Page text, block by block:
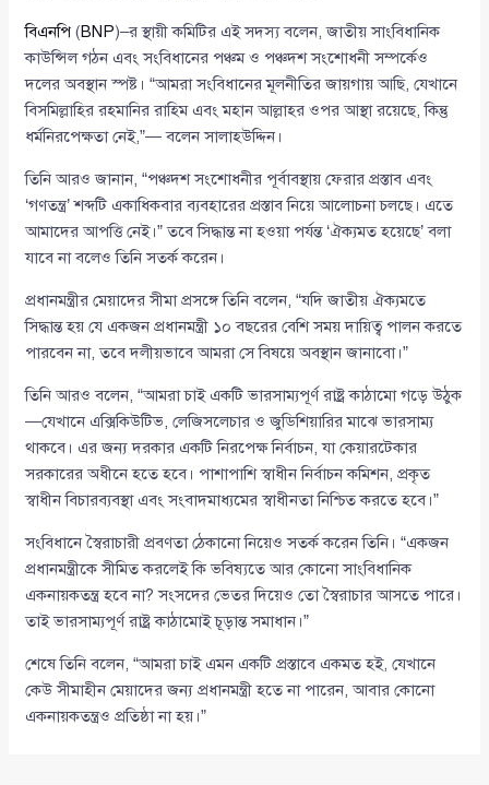
বিএনপি (BNP)–র স্থায়ী কমিটির এই সদস্য বলেন, জাতীয় সাংবিধানিক
কাউন্সিল গঠন এবং সংবিধানের পঞ্চম ও পঞ্চদশ সংশোধনী সম্পর্কেও
দলের অবস্থান স্পষ্ট। “আমরা সংবিধানের মূলনীতির জায়গায় আছি, যেখানে
বিসমিল্লাহির রহমানির রাহিম এবং মহান আল্লাহর ওপর আস্থা রয়েছে, কিন্তু
ধর্মনিরপেক্ষতা নেই,”— বলেন সালাহউদ্দিন।
তিনি আরও জানান, “পঞ্চদশ সংশোধনীর পূর্বাবস্থায় ফেরার প্রস্তাব এবং
‘গণতন্ত্র’ শব্দটি একাধিকবার ব্যবহারের প্রস্তাব নিয়ে আলোচনা চলছে। এতে
আমাদের আপত্তি নেই।” তবে সিদ্ধান্ত না হওয়া পর্যন্ত ‘ঐক্যমত হয়েছে’ বলা
যাবে না বলেও তিনি সতর্ক করেন।
প্রধানমন্ত্রীর মেয়াদের সীমা প্রসঙ্গে তিনি বলেন, “যদি জাতীয় ঐক্যমতে
সিদ্ধান্ত হয় যে একজন প্রধানমন্ত্রী ১০ বছরের বেশি সময় দায়িত্ব পালন করতে
পারবেন না, তবে দলীয়ভাবে আমরা সে বিষয়ে অবস্থান জানাবো।”
তিনি আরও বলেন, “আমরা চাই একটি ভারসাম্যপূর্ণ রাষ্ট্র কাঠামো গড়ে উঠুক
—যেখানে এক্সিকিউটিভ, লেজিসলেচার ও জুডিশিয়ারির মাঝে ভারসাম্য
থাকবে। এর জন্য দরকার একটি নিরপেক্ষ নির্বাচন, যা কেয়ারটেকার
সরকারের অধীনে হতে হবে। পাশাপাশি স্বাধীন নির্বাচন কমিশন, প্রকৃত
স্বাধীন বিচারব্যবস্থা এবং সংবাদমাধ্যমের স্বাধীনতা নিশ্চিত করতে হবে।”
সংবিধানে স্বৈরাচারী প্রবণতা ঠেকানো নিয়েও সতর্ক করেন তিনি। “একজন
প্রধানমন্ত্রীকে সীমিত করলেই কি ভবিষ্যতে আর কোনো সাংবিধানিক
একনায়কতন্ত্র হবে না? সংসদের ভেতর দিয়েও তো স্বৈরাচার আসতে পারে।
তাই ভারসাম্যপূর্ণ রাষ্ট্র কাঠামোই চূড়ান্ত সমাধান।”
শেষে তিনি বলেন, “আমরা চাই এমন একটি প্রস্তাবে একমত হই, যেখানে
কেউ সীমাহীন মেয়াদের জন্য প্রধানমন্ত্রী হতে না পারেন, আবার কোনো
একনায়কতন্ত্রও প্রতিষ্ঠা না হয়।”